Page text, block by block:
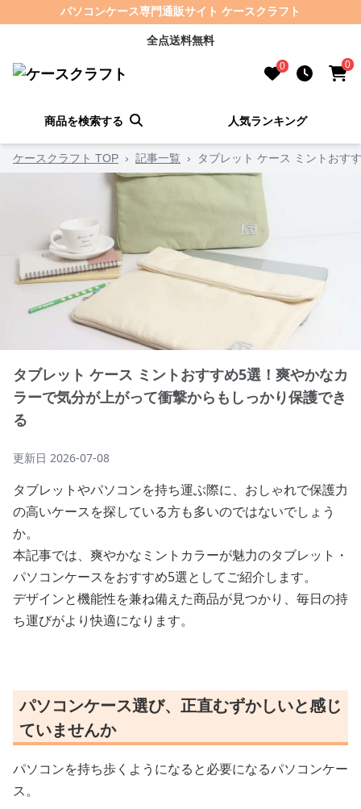
パソコンケース専門通販サイト ケースクラフト
全点送料無料
0 0
商品を検索する 人気ランキング
ケースクラフト TOP › 記事一覧 › タブレット ケース ミントおす
タブレット ケース ミントおすすめ5選！爽やかなカ
ラーで気分が上がって衝撃からもしっかり保護でき
る
更新日 2026-07-08
タブレットやパソコンを持ち運ぶ際に、おしゃれで保護力
の高いケースを探している方も多いのではないでしょう
か。
本記事では、爽やかなミントカラーが魅力のタブレット・
パソコンケースをおすすめ5選としてご紹介します。
デザインと機能性を兼ね備えた商品が見つかり、毎日の持
ち運びがより快適になります。
パソコンケース選び、正直むずかしいと感じ
ていませんか
パソコンを持ち歩くようになると必要になるパソコンケー
ス。